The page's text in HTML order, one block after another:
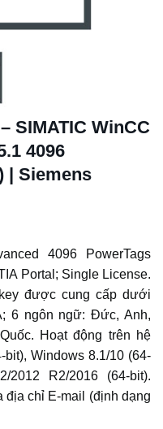
SIMATIC WinCC
4096
| Siemens
4096 PowerTags
Portal; Single License.
được cung cấp dưới
6 ngôn ngữ: Đức, Anh,
Hoạt động trên hệ
Windows 8.1/10 (64-
2012 R2/2016 (64-bit).
chỉ E-mail (định dạng